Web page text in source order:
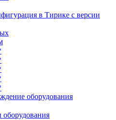
в Тирике с версии
оборудования